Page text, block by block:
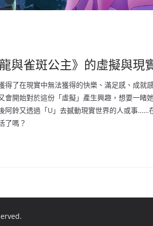
與雀斑公主》的虛擬與現
了在現實中無法獲得的快樂、滿足感、成就
開始對於這份「虛擬」產生興趣，想要一睹
阿鈴又透過「U」去撼動現實世界的人或事……
了嗎？